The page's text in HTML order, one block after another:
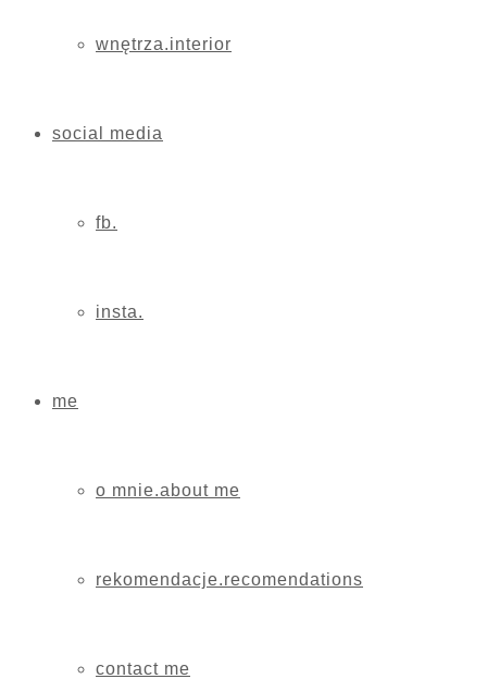
wnętrza.interior
social media
fb.
insta.
me
o mnie.about me
rekomendacje.recomendations
contact me